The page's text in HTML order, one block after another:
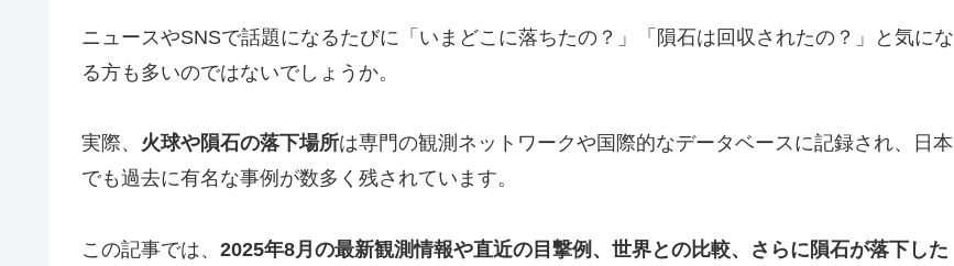
ニュースやSNSで話題になるたびに「いまどこに落ちたの？」「隕石は回収されたの？」と気にな
る方も多いのではないでしょうか。
実際、 火球や隕石の落下場所は専門の観測ネットワークや国際的なデータベースに記録され、日本
でも過去に有名な事例が数多く残されています。
この記事では、 2025年8月の最新観測情報や直近の目撃例、世界との比較、さらに隕石が落下した